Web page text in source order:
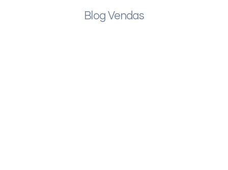
Blog Vendas